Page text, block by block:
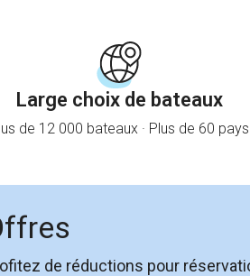
Large choix de bateaux
de 12 000 bateaux · Plus de 60 pays
de réductions pour